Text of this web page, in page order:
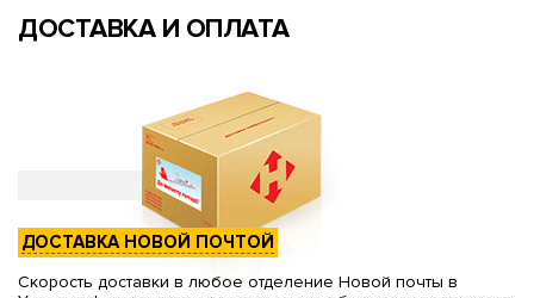
ДОСТАВКА И ОПЛАТА
ДОСТАВКА НОВОЙ ПОЧТОЙ
Скорость доставки в любое отделение Новой почты в